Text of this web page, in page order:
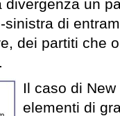
un
di
dei partiti che
Il caso di
elementi di